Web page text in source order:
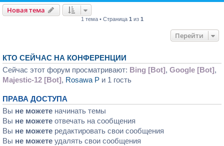
Новая тема
1 тема • Страница 1 из 1
Перейти
КТО СЕЙЧАС НА КОНФЕРЕНЦИИ
Сейчас этот форум просматривают: Bing [Bot], Google [Bot],
Majestic-12 [Bot], Rosawa P и 1 гость
ПРАВА ДОСТУПА
Вы не можете начинать темы
Вы не можете отвечать на сообщения
Вы не можете редактировать свои сообщения
Вы не можете удалять свои сообщения